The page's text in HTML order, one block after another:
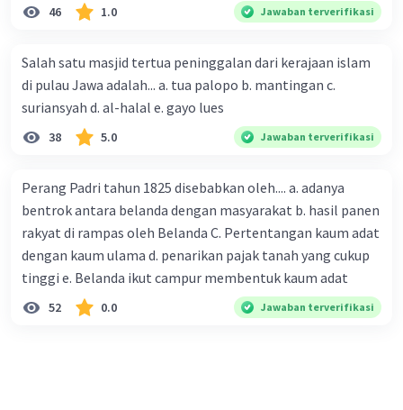
46 1.0 Jawaban terverifikasi
Salah satu masjid tertua peninggalan dari kerajaan islam
di pulau Jawa adalah... a. tua palopo b. mantingan c.
suriansyah d. al-halal e. gayo lues
38 5.0 Jawaban terverifikasi
Perang Padri tahun 1825 disebabkan oleh.... a. adanya
bentrok antara belanda dengan masyarakat b. hasil panen
rakyat di rampas oleh Belanda C. Pertentangan kaum adat
dengan kaum ulama d. penarikan pajak tanah yang cukup
tinggi e. Belanda ikut campur membentuk kaum adat
52 0.0 Jawaban terverifikasi